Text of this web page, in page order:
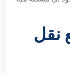
نقل